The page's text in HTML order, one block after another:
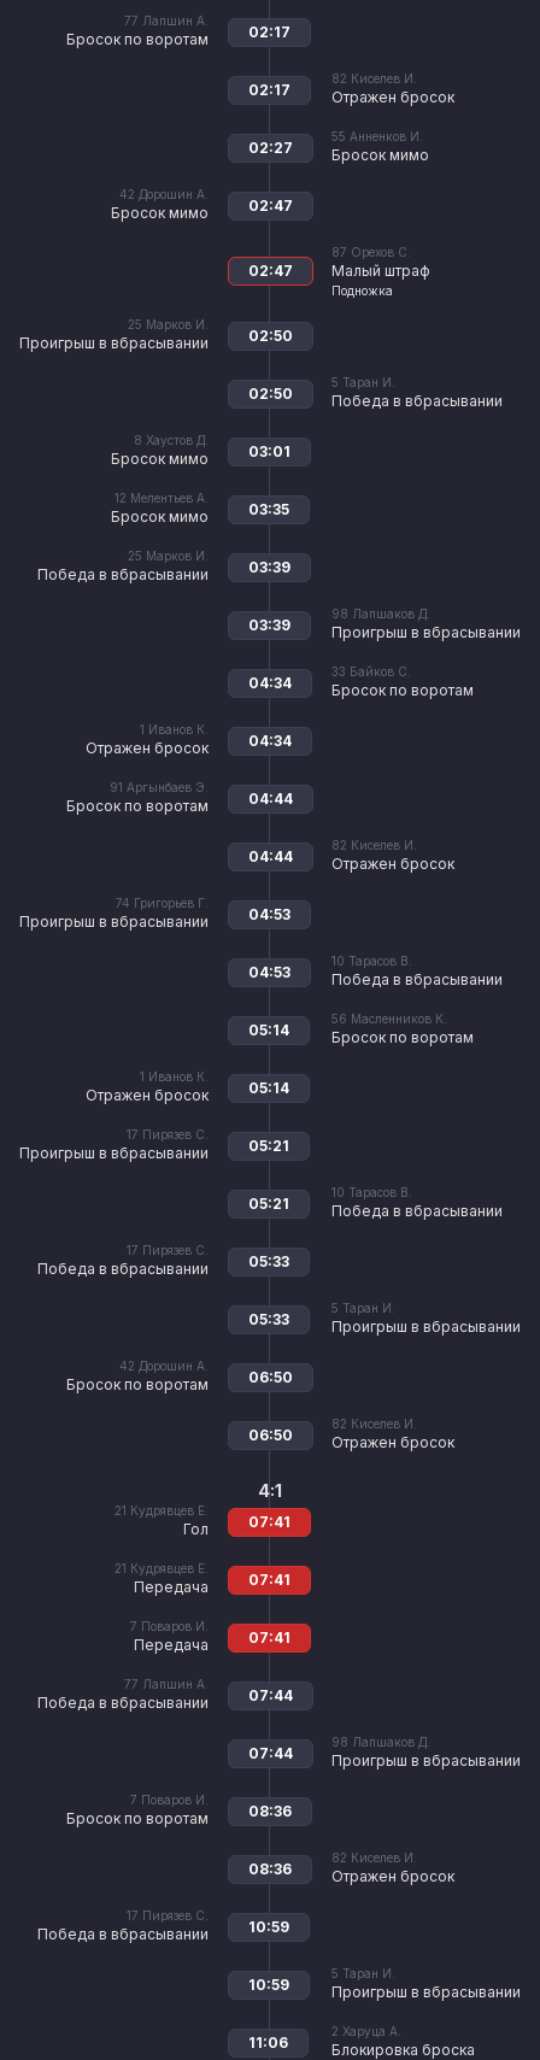
77 Лапшин А.
Бросок по воротам 02:17
82 Киселев И.
Отражен бросок
02:17
55 Анненков И.
Бросок мимо
02:27
42 Дорошин А.
Бросок мимо 02:47
87 Орехов С.
Малый штраф
Подножка
02:47
25 Марков И.
Проигрыш в вбрасывании 02:50
5 Таран И.
Победа в вбрасывании
02:50
8 Хаустов Д.
Бросок мимо 03:01
12 Мелентьев А.
Бросок мимо 03:35
25 Марков И.
Победа в вбрасывании 03:39
98 Лапшаков Д.
Проигрыш в вбрасывании
03:39
33 Байков С.
Бросок по воротам
04:34
1 Иванов К.
Отражен бросок 04:34
91 Аргынбаев Э.
Бросок по воротам 04:44
82 Киселев И.
Отражен бросок
04:44
74 Григорьев Г.
Проигрыш в вбрасывании 04:53
10 Тарасов В.
Победа в вбрасывании
04:53
56 Масленников К.
Бросок по воротам
05:14
1 Иванов К.
Отражен бросок 05:14
17 Пирязев С.
Проигрыш в вбрасывании 05:21
10 Тарасов В.
Победа в вбрасывании
05:21
17 Пирязев С.
Победа в вбрасывании 05:33
5 Таран И.
Проигрыш в вбрасывании
05:33
42 Дорошин А.
Бросок по воротам 06:50
82 Киселев И.
Отражен бросок
06:50
21 Кудрявцев Е.
Гол
4:1
07:41
21 Кудрявцев Е.
Передача 07:41
7 Поваров И.
Передача 07:41
77 Лапшин А.
Победа в вбрасывании 07:44
98 Лапшаков Д.
Проигрыш в вбрасывании
07:44
7 Поваров И.
Бросок по воротам 08:36
82 Киселев И.
Отражен бросок
08:36
17 Пирязев С.
Победа в вбрасывании 10:59
5 Таран И.
Проигрыш в вбрасывании
10:59
2 Харуца А.
Блокировка броска
11:06